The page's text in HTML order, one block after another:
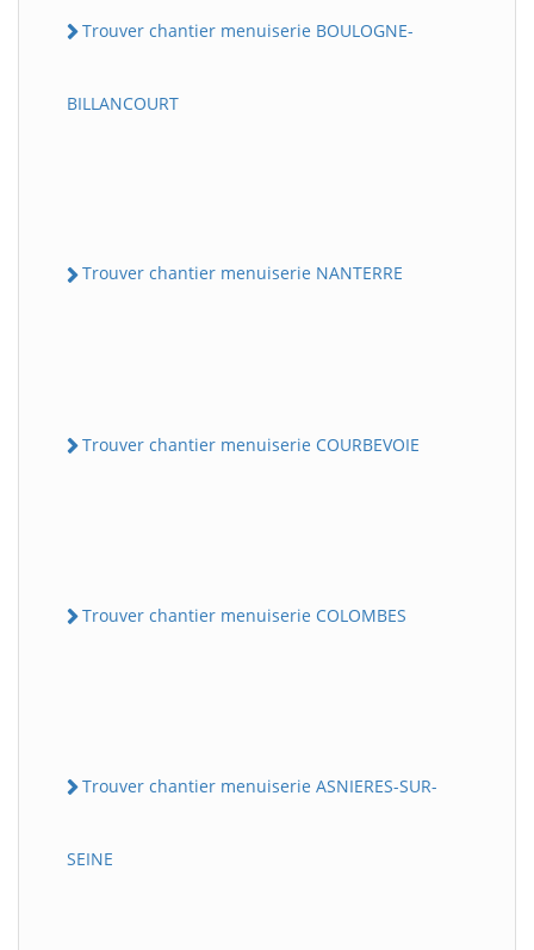
Trouver chantier menuiserie BOULOGNE-
BILLANCOURT
Trouver chantier menuiserie NANTERRE
Trouver chantier menuiserie COURBEVOIE
Trouver chantier menuiserie COLOMBES
Trouver chantier menuiserie ASNIERES-SUR-
SEINE